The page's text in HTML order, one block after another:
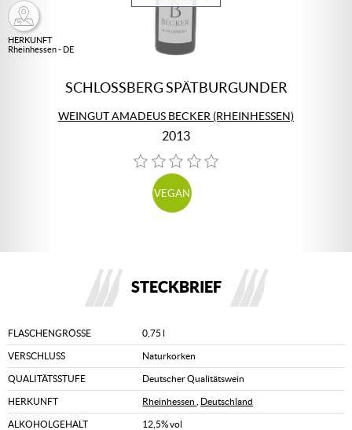
HERKUNFT
Rheinhessen - DE
SCHLOSSBERG SPÄTBURGUNDER
WEINGUT AMADEUS BECKER (RHEINHESSEN)
2013
VEGAN
STECKBRIEF
FLASCHENGRÖSSE 0,75 l
VERSCHLUSS Naturkorken
QUALITÄTSSTUFE Deutscher Qualitätswein
HERKUNFT Rheinhessen Deutschland
ALKOHOLGEHALT 12,5% vol